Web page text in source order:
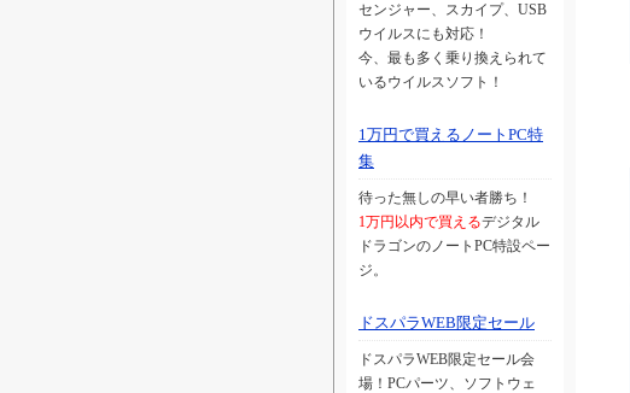
センジャー、スカイプ、USB
ウイルスにも対応！
今、最も多く乗り換えられて
いるウイルスソフト！
1万円で買えるノートPC特
集
待った無しの早い者勝ち！
1万円以内で買えるデジタル
ドラゴンのノートPC特設ペー
ジ。
ドスパラWEB限定セール
ドスパラWEB限定セール会
場！PCパーツ、ソフトウェ